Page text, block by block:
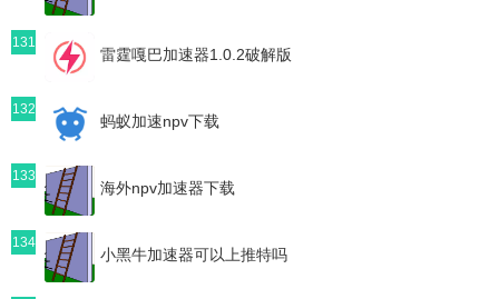
131
雷霆嘎巴加速器1.0.2破解版
132
蚂蚁加速npv下载
133
海外npv加速器下载
134
小黑牛加速器可以上推特吗